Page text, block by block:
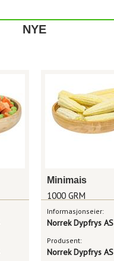
NYE
Minimais
1000 GRM
Informasjonseier:
Norrek Dypfrys AS
Produsent:
Norrek Dypfrys AS